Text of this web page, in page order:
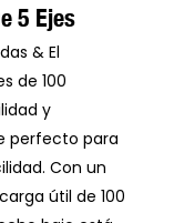
5 Ejes
& El
de 100
y
perfecto para
Con un
útil de 100